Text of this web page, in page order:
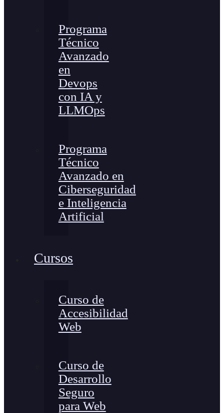
Programa
Técnico
Avanzado
en
Devops
con IA y
LLMOps
Programa
Técnico
Avanzado en
Ciberseguridad
e Inteligencia
Artificial
Cursos
Curso de
Accesibilidad
Web
Curso de
Desarrollo
Seguro
para Web